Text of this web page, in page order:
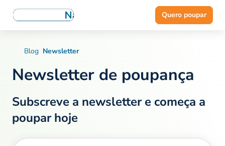
Quero poupar
Blog Newsletter
Newsletter de poupança
Subscreve a newsletter e começa a
poupar hoje